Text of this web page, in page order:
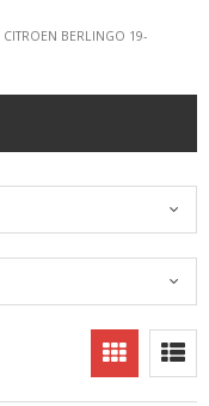
CITROEN BERLINGO 19-